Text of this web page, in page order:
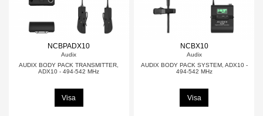
NCBPADX10
Audix
AUDIX BODY PACK TRANSMITTER,
ADX10 - 494-542 MHz
Visa
NCBX10
Audix
AUDIX BODY PACK SYSTEM, ADX10 -
494-542 MHz
Visa